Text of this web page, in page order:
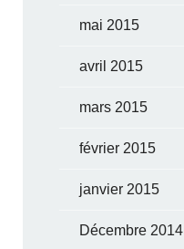
mai 2015
avril 2015
mars 2015
février 2015
janvier 2015
Décembre 2014